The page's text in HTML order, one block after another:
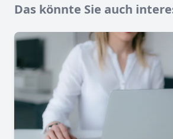
Das könnte Sie auch